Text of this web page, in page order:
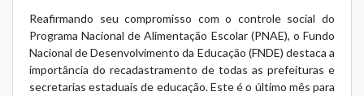
Reafirmando seu compromisso com o controle social do
Programa Nacional de Alimentação Escolar (PNAE), o Fundo
Nacional de Desenvolvimento da Educação (FNDE) destaca a
importância do recadastramento de todas as prefeituras e
secretarias estaduais de educação. Este é o último mês para